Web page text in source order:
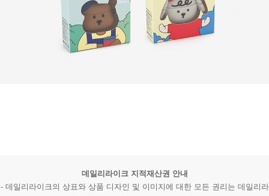
데일리라이크 지적재산권 안내
- 데일리라이크의 상표와 상품 디자인 및 이미지에 대한 모든 권리는 데일리라